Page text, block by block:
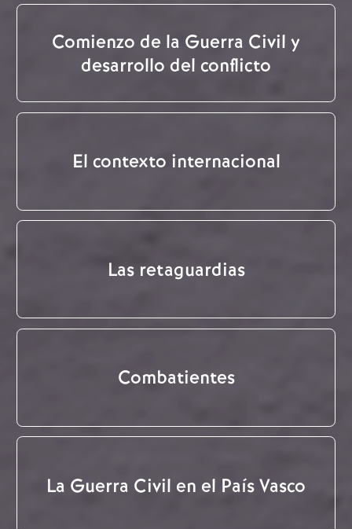
Comienzo de la Guerra Civil y
desarrollo del conflicto
El contexto internacional
Las retaguardias
Combatientes
La Guerra Civil en el País Vasco